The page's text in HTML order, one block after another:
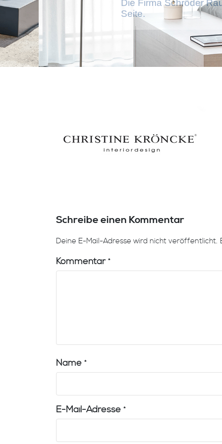
Die Firma Schröder
Seite.
Schreibe einen Kommentar
Deine E-Mail-Adresse wird nicht veröffentlicht.
Kommentar*
Name*
E-Mail-Adresse*